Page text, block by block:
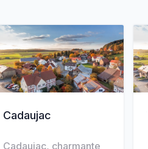
Cadaujac
Cadaujac, charmante